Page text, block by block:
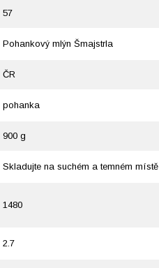
57
Pohankový mlýn Šmajstrla
ČR
pohanka
900 g
Skladujte na suchém a temném místě
1480
2.7